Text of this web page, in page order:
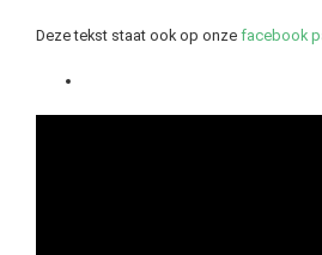
Deze tekst staat ook op onze facebook